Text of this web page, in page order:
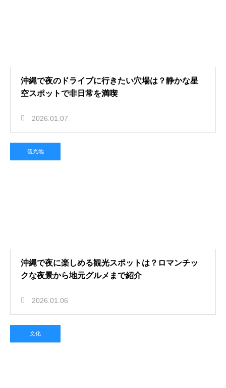
沖縄で夜のドライブに行きたい穴場は？静かな星
空スポットで非日常を満喫
2026.01.07
観光地
沖縄で夜に楽しめる観光スポットは？ロマンチッ
クな夜景から地元グルメまで紹介
2026.01.06
文化